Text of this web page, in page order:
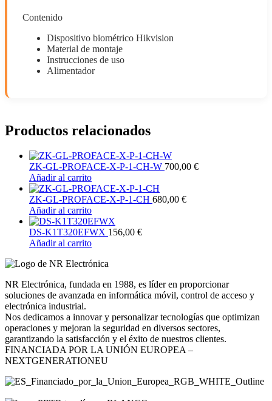
Contenido
Dispositivo biométrico Hikvision
Material de montaje
Instrucciones de uso
Alimentador
Productos relacionados
ZK-GL-PROFACE-X-P-1-CH-W 700,00 €
Añadir al carrito
ZK-GL-PROFACE-X-P-1-CH 680,00 €
Añadir al carrito
DS-K1T320EFWX 156,00 €
Añadir al carrito
NR Electrónica, fundada en 1988, es líder en proporcionar
soluciones de avanzada en informática móvil, control de acceso y
electrónica industrial.
Nos dedicamos a innovar y personalizar tecnologías que optimizan
operaciones y mejoran la seguridad en diversos sectores,
garantizando la satisfacción y el éxito de nuestros clientes.
FINANCIADA POR LA UNIÓN EUROPEA –
NEXTGENERATIONEU